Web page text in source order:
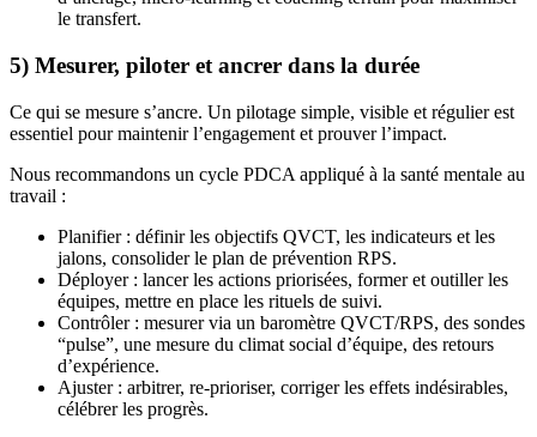
le transfert.
5) Mesurer, piloter et ancrer dans la durée
Ce qui se mesure s’ancre. Un pilotage simple, visible et régulier est
essentiel pour maintenir l’engagement et prouver l’impact.
Nous recommandons un cycle PDCA appliqué à la santé mentale au
travail :
Planifier : définir les objectifs QVCT, les indicateurs et les
jalons, consolider le plan de prévention RPS.
Déployer : lancer les actions priorisées, former et outiller les
équipes, mettre en place les rituels de suivi.
Contrôler : mesurer via un baromètre QVCT/RPS, des sondes
“pulse”, une mesure du climat social d’équipe, des retours
d’expérience.
Ajuster : arbitrer, re‑prioriser, corriger les effets indésirables,
célébrer les progrès.